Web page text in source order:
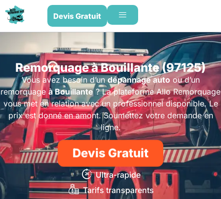
Devis Gratuit
Remorquage à Bouillante (97125)
Vous avez besoin d’undépannage auto ou d’un
remorquage à Bouillante? La plateforme Allo Remorquage
vous met en relation avec un professionnel disponible. Le
prix est donné en amont. Soumettez votre demande en
ligne.
Devis Gratuit
Ultra-rapide
Tarifs transparents